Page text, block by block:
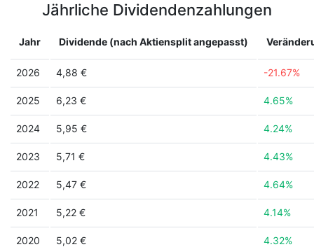
Jährliche Dividendenzahlungen
Jahr Dividende (nach Aktiensplit angepasst)
2026 4,88 € -21.67%
2025 6,23 € 4.65%
2024 5,95 € 4.24%
2023 5,71 € 4.43%
2022 5,47 € 4.64%
2021 5,22 € 4.14%
2020 5,02 € 4.32%